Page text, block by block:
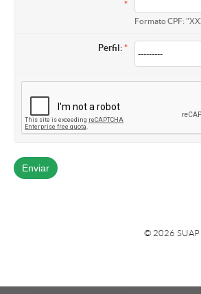
Formato CPF:
Perfil:
© 2026 SUAP